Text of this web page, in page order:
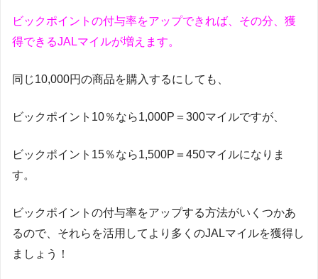
ビックポイントの付与率をアップできれば、その分、獲
得できるJALマイルが増えます。
同じ10,000円の商品を購入するにしても、
ビックポイント10％なら1,000P＝300マイルですが、
ビックポイント15％なら1,500P＝450マイルになりま
す。
ビックポイントの付与率をアップする方法がいくつかあ
るので、それらを活用してより多くのJALマイルを獲得し
ましょう！